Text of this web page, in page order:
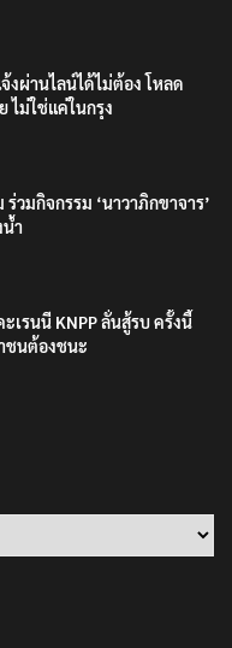
งผ่านไลน์ได้ไม่ต้อง โหลด
ไม่ใช่แค่ในกรุง
วมกิจกรรม ‘นาวาภิกขาจาร’
ำ
เรนนี KNPP ลั่นสู้รบ ครั้งนี้
ชนต้องชนะ